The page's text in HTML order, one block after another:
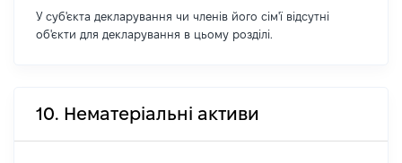
У суб'єкта декларування чи членів його сім'ї відсутні
об'єкти для декларування в цьому розділі.
10. Нематеріальні активи